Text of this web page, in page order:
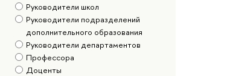
Руководители школ
Руководители подразделений
дополнительного образования
Руководители департаментов
Профессора
Доценты